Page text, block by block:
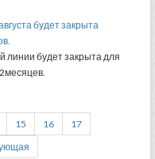
будет закрыта
линии будет закрыта для
15 16
17